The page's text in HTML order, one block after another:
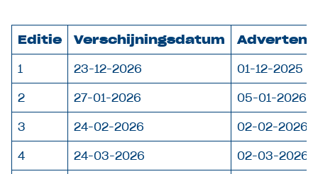
Adverteren
Editie Verschijningsdatum
1 23-12-2026 01-12-2025
2 27-01-2026 05-01-2026
3 24-02-2026 02-02-2026
4 24-03-2026 02-03-2026